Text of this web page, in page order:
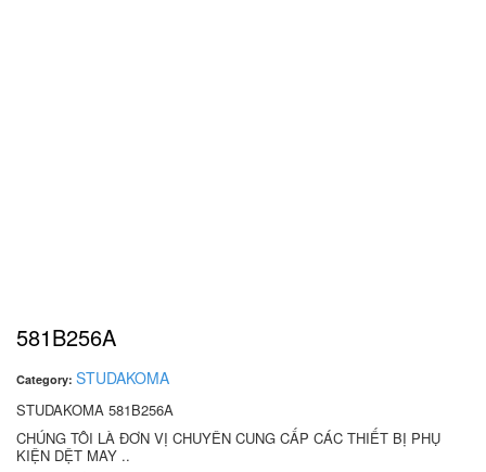
581B256A
Category: STUDAKOMA
STUDAKOMA 581B256A
CHÚNG TÔI LÀ ĐƠN VỊ CHUYÊN CUNG CẤP CÁC THIẾT BỊ PHỤ
KIỆN DỆT MAY ..